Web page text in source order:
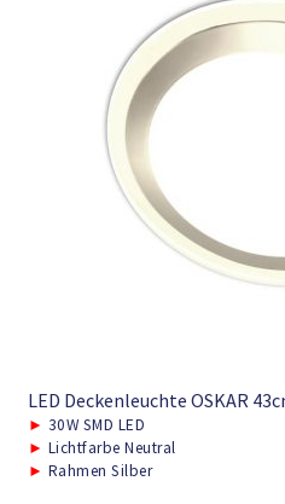
LED Deckenleuchte OSKAR
► 30W SMD LED
► Lichtfarbe Neutral
► Rahmen Silber